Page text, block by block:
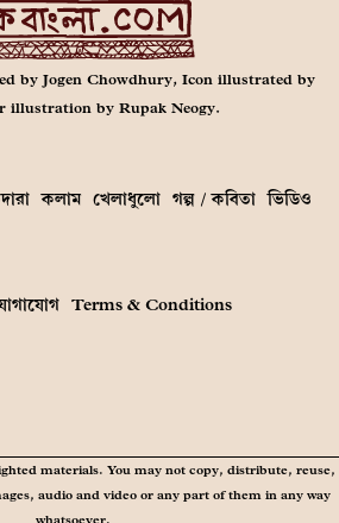
by Jogen Chowdhury, Icon illustrated by
illustration by Rupak Neogy.
কলাম খেলাধুলো গল্প / কবিতা ভিডিও
Terms & Conditions
materials. You may not copy, distribute, reuse,
audio and video or any part of them in any way